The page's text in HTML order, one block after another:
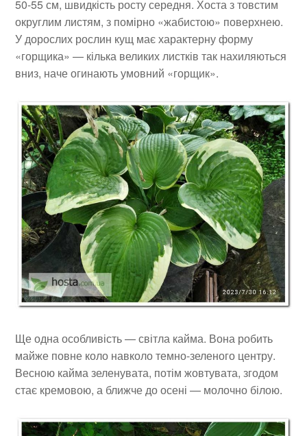
50-55 см, швидкість росту середня. Хоста з товстим
округлим листям, з помірно «жабистою» поверхнею.
У дорослих рослин кущ має характерну форму
«горщика» — кілька великих листків так нахиляються
вниз, наче огинають умовний «горщик».
Ще одна особливість — світла кайма. Вона робить
майже повне коло навколо темно-зеленого центру.
Весною кайма зеленувата, потім жовтувата, згодом
стає кремовою, а ближче до осені — молочно білою.